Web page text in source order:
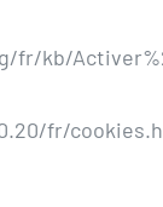
kb/
fr/